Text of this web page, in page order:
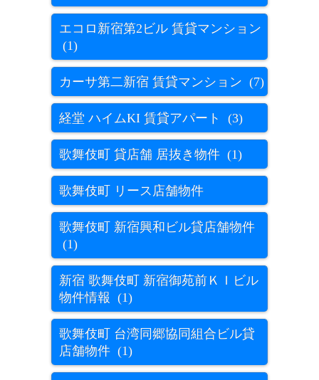
エコロ新宿第2ビル 賃貸マンション
(1)
カーサ第二新宿 賃貸マンション (7)
経堂 ハイムKI 賃貸アパート (3)
歌舞伎町 貸店舗 居抜き物件 (1)
歌舞伎町 新宿興和ビル貸店舗物件
(1)
新宿 歌舞伎町 新宿御苑前ＫＩビル
物件情報 (1)
歌舞伎町 台湾同郷協同組合ビル貸
店舗物件 (1)